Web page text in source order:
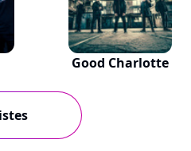
Good Charlotte